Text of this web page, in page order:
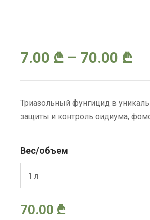
7.00 ₾ – 70.00 ₾
Триазольный фунгицид в
защиты и контроль оидиума,
Вес/объем
70.00 ₾